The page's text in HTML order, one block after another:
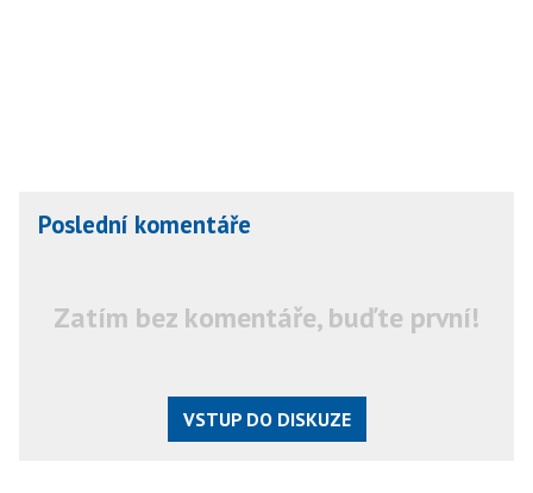
Poslední komentáře
Zatím bez komentáře, buďte první!
VSTUP DO DISKUZE